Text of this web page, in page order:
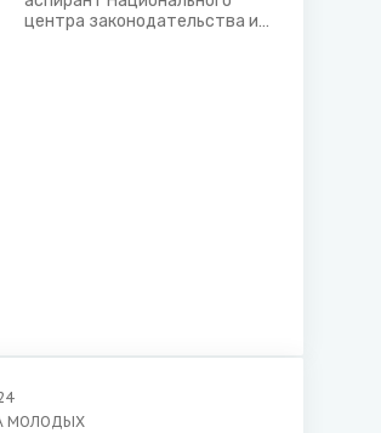
центра законодательства и
МОЛОДЫХ